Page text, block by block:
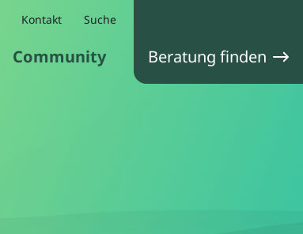
Community
Kontakt Suche
Beratung finden